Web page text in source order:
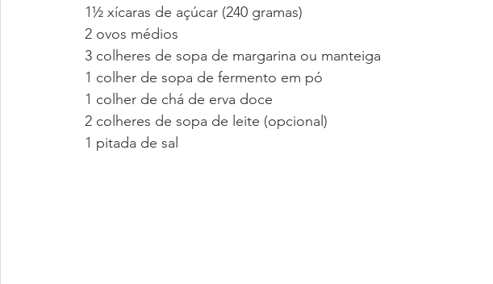
1½ xícaras de açúcar (240 gramas)
2 ovos médios
3 colheres de sopa de margarina ou manteiga
1 colher de sopa de fermento em pó
1 colher de chá de erva doce
2 colheres de sopa de leite (opcional)
1 pitada de sal